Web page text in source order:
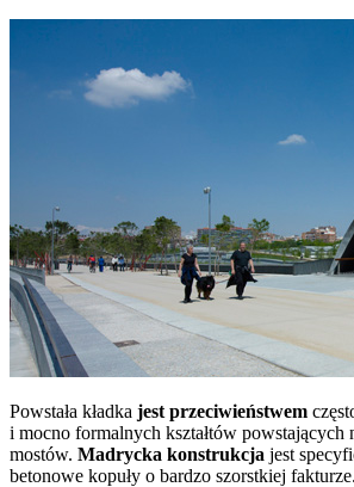
Powstała kładka jest przeciwieństwem
i mocno formalnych kształtów powstających
mostów. Madrycka konstrukcja jest
betonowe kopuły o bardzo szorstkiej fakturze.